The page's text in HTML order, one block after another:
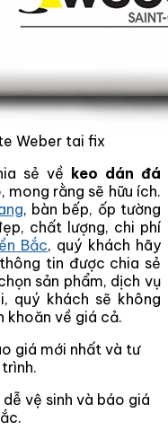
Weber tai fix
sẻ về keo dán đá
rằng sẽ hữu ích.
, bàn bếp, ốp tường
chất lượng, chi phí
Bắc, quý khách hãy
tin được chia sẻ
sản phẩm, dịch vụ
quý khách sẽ không
khoăn về giá cả.
giá mới nhất và tư
vệ sinh và báo giá